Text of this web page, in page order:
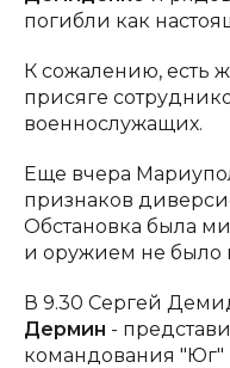
погибли как
К сожалению, есть
присяге
военнослужащих.
Еще вчера
признаков
Обстановка была
и оружием не было
В 9.30 Сергей
Дермин -
командования